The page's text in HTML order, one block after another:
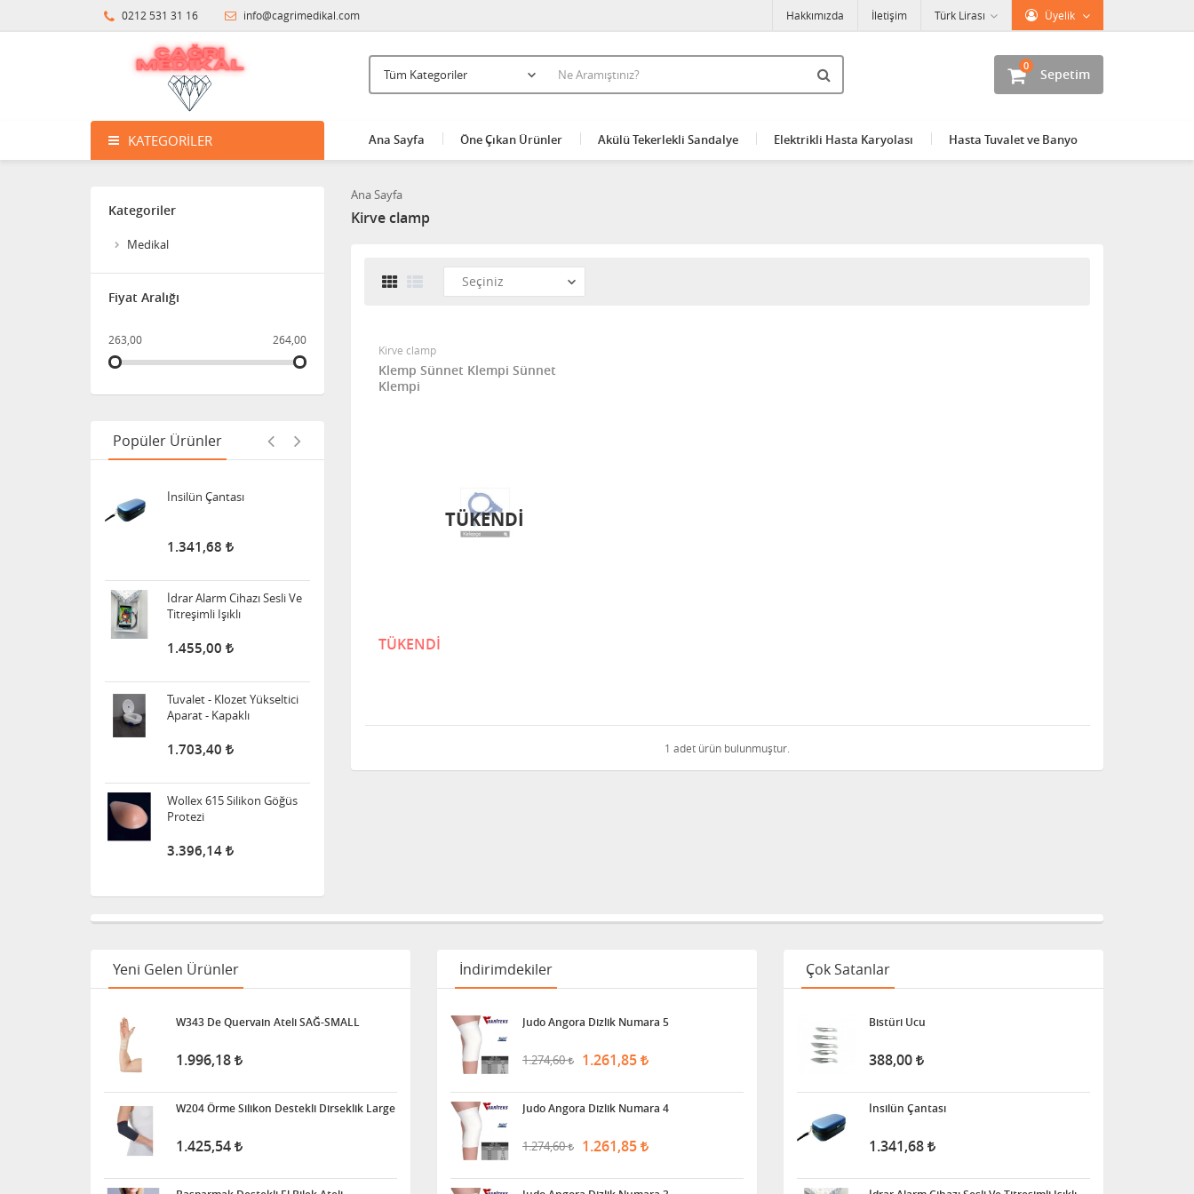
0212 531 31 16 info@cagrimedikal.com Üyelik
Türk Lirası
Hakkımızda İletişim
Sepetim
0
KATEGORILER Ana Sayfa Öne Çıkan Ürünler Akülü Tekerlekli Sandalye Elektrikli Hasta Karyolası Hasta Tuvalet ve Banyo
Kategoriler
Medikal
Fiyat Aralığı
263,00 264,00
Popüler Ürünler
3.396,14
Süspansuvar Külodu
463,11
8.594,45
Bistüri Ucu
1.455,00
1.703,40
3.396,14
463,11
Medikalcim Klozet
Tutunma Barı
8.594,45
Barı
Bistüri Ucu
Ana Sayfa
Kirve clamp
Kirve clamp
Klemp Sünnet Klempi Sünnet
Klempi
TÜKENDİ
TÜKENDİ
1 adet ürün bulunmuştur.
Yeni Gelen Ürünler
W343 De Quervain Ateli SAĞ-SMALL
1.996,18
W204 Örme Silikon Destekli Dirseklik Large
1.425,54
İndirimdekiler
Judo Angora Dizlik Numara 5
1.274,60 1.261,85
Judo Angora Dizlik Numara 4
1.274,60 1.261,85
Çok Satanlar
Bistüri Ucu
388,00
İnsilün Çantası
1.341,68